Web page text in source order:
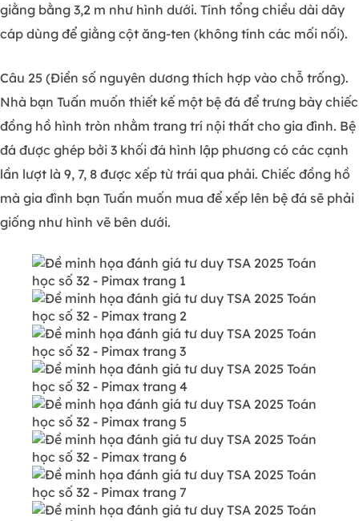
giằng bằng 3,2 m như hình dưới. Tính tổng chiều dài dây
cáp dùng để giằng cột ăng-ten (không tính các mối nối).
Câu 25 (Điền số nguyên dương thích hợp vào chỗ trống).
Nhà bạn Tuấn muốn thiết kế một bệ đá để trưng bày chiếc
đồng hồ hình tròn nhằm trang trí nội thất cho gia đình. Bệ
đá được ghép bởi 3 khối đá hình lập phương có các cạnh
lần lượt là 9, 7, 8 được xếp từ trái qua phải. Chiếc đồng hồ
mà gia đình bạn Tuấn muốn mua để xếp lên bệ đá sẽ phải
giống như hình vẽ bên dưới.